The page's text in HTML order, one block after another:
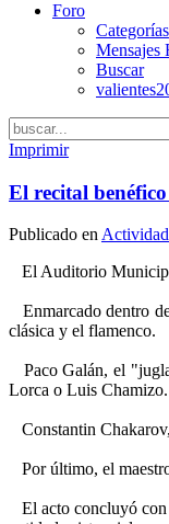
Foro
Categorías
Mensajes
Buscar
Imprimir
El recital
Publicado en
El Auditorio
Enmarcado dentro
clásica y el flamenco.
Paco Galán, el
Lorca o Luis Chamizo.
Constantin
Por último, el
El acto concluyó con